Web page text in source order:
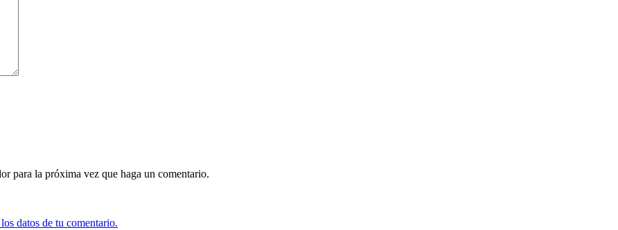
para la próxima vez que haga un comentario.
datos de tu comentario.